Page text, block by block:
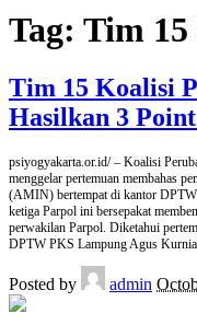
Tag: Tim 15
Tim 15 Koalisi
Hasilkan 3
psiyogyakarta.or.id/ – Koalisi
menggelar pertemuan membahas
(AMIN) bertempat di kantor
ketiga Parpol ini bersepakat
perwakilan Parpol. Diketahui
DPTW PKS Lampung Agus
Posted by admin